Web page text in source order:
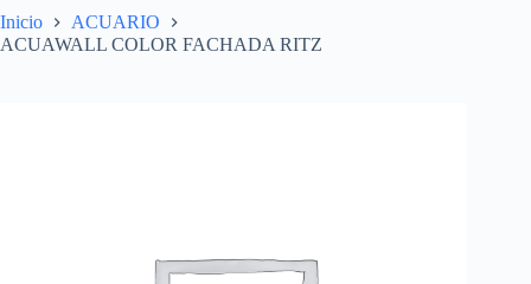
Inicio
ACUARIO
ACUAWALL COLOR FACHADA RITZ